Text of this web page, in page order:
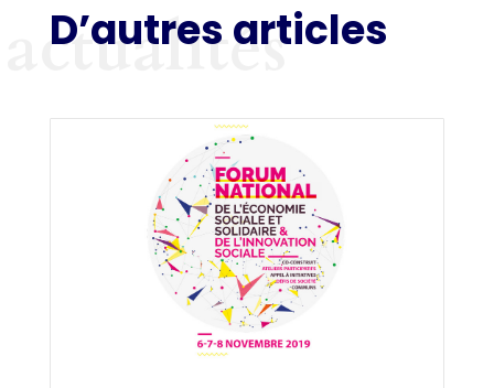
D’autres articles
actualités